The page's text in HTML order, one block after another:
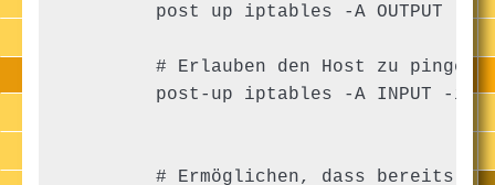
post up iptables -A OUTPUT -o
        # Erlauben den Host zu pingen
post-up iptables -A INPUT -i
# Ermöglichen, dass bereits